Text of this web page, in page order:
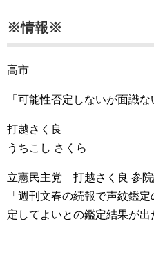
※情報※
高市
「可能性否定しないが面識
打越さく良
うちこし さくら
立憲民主党 打越さく良 参院
「週刊文春の続報で声紋鑑
定してよいとの鑑定結果が出